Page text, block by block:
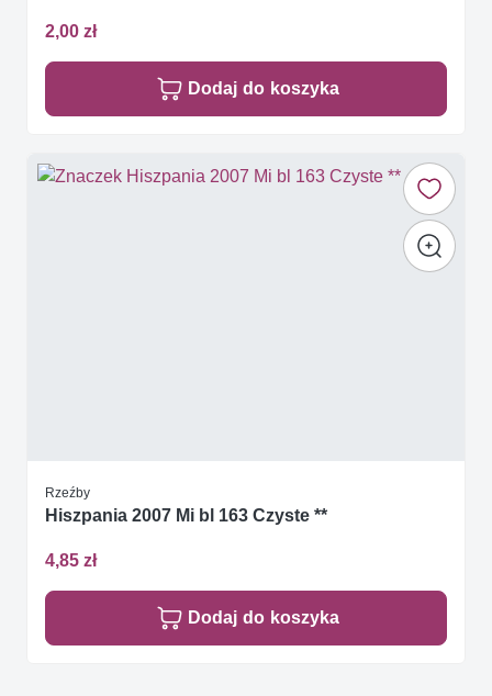
2,00 zł
Dodaj do koszyka
Rzeźby
Hiszpania 2007 Mi bl 163 Czyste **
4,85 zł
Dodaj do koszyka